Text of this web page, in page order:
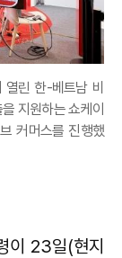
린 한-베트남 비
지원하는 쇼케이
커머스를 진행했
이 23일(현지